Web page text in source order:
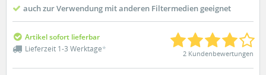
auch zur Verwendung mit anderen Filtermedien geeignet
Artikel sofort lieferbar
Lieferzeit 1-3 Werktage* 2 Kundenbewertungen